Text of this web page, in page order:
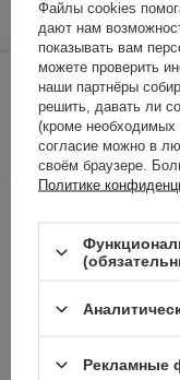
778,00
Файлы cookies
дают нам
показывать вам
можете проверить
наши партнёры
решить, давать ли
(кроме
согласие можно в
своём браузере.
Политике
Рекламные